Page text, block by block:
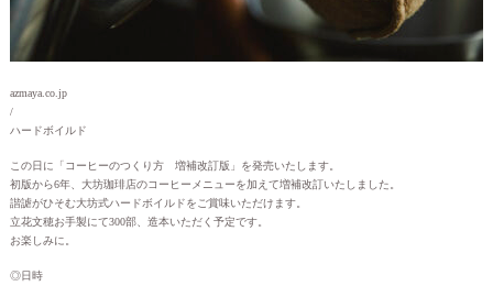
azmaya.co.jp
/
ハードボイルド
この日に「コーヒーのつくり方 増補改訂版」を発売いたします。
初版から6年、大坊珈琲店のコーヒーメニューを加えて増補改訂いたしました。
諧謔がひそむ大坊式ハードボイルドをご賞味いただけます。
立花文穂お手製にて300部、造本いただく予定です。
お楽しみに。
◎日時